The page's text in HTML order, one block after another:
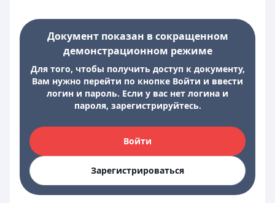
Документ показан в сокращенном
демонстрационном режиме
Для того, чтобы получить доступ к документу,
Вам нужно перейти по кнопке Войти и ввести
логин и пароль. Если у вас нет логина и
пароля, зарегистрируйтесь.
Войти
Зарегистрироваться